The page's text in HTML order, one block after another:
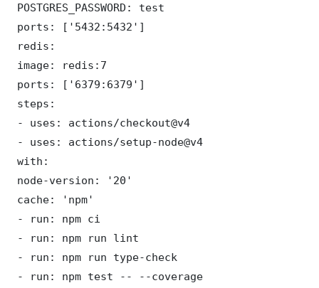
POSTGRES_PASSWORD: test
ports: ['5432:5432']
redis:
image: redis:7
ports: ['6379:6379']
steps:
- uses: actions/checkout@v4
- uses: actions/setup-node@v4
with:
node-version: '20'
cache: 'npm'
- run: npm ci
- run: npm run lint
- run: npm run type-check
- run: npm test -- --coverage